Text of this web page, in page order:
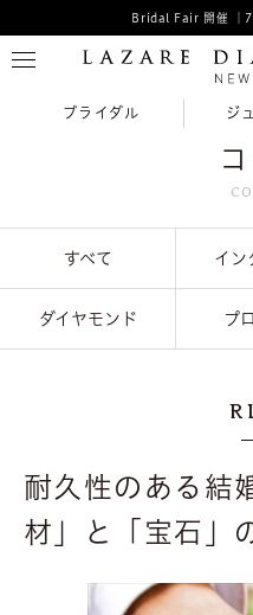
Bridal Fair 開催 ｜
ブライダル ジ
すべて イン
ダイヤモンド プ
耐久性のある結
材」と「宝石」